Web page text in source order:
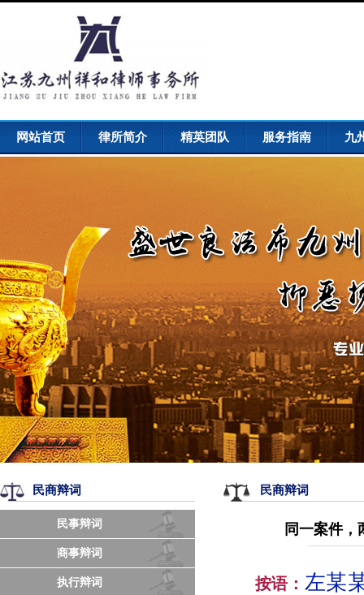
网站首页 律所简介 精英团队 服务指南 九
民商辩词
民事辩词
商事辩词
执行辩词
民商辩词
同一案件
按语： 左某